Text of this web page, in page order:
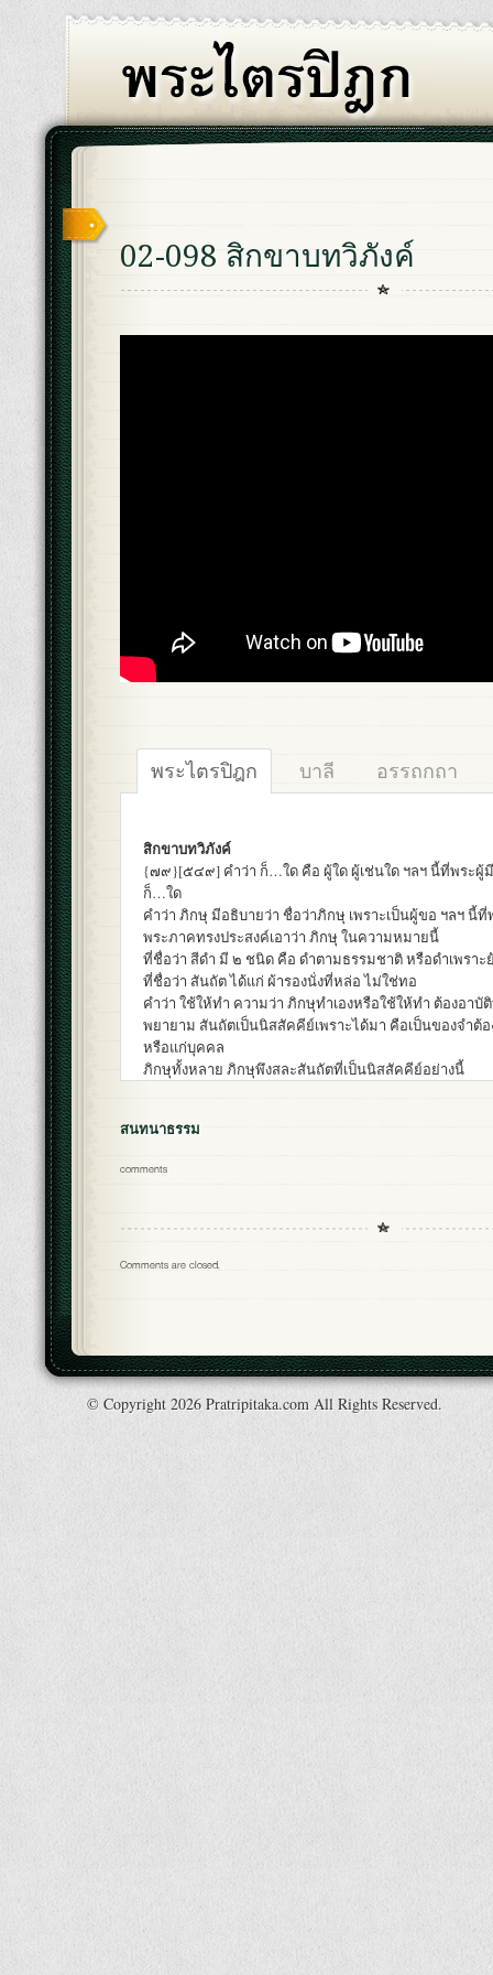
02-098 สิกขาบทวิภังค์
พระไตรปิฎก บาลี อรรถกถา
สิกขาบทวิภังค์
{๗๙}[๕๔๙] คำว่า ก็…ใด คือ ผู้ใด ผู้เช่นใด ฯลฯ นี้ที่พระผู้
ก็…ใด
คำว่า ภิกษุ มีอธิบายว่า ชื่อว่าภิกษุ เพราะเป็นผู้ขอ ฯลฯ นี้
พระภาคทรงประสงค์เอาว่า ภิกษุ ในความหมายนี้
ที่ชื่อว่า สีดำ มี ๒ ชนิด คือ ดำตามธรรมชาติ หรือดำเพราะ
ที่ชื่อว่า สันถัต ได้แก่ ผ้ารองนั่งที่หล่อ ไม่ใช่ทอ
คำว่า ใช้ให้ทำ ความว่า ภิกษุทำเองหรือใช้ให้ทำ ต้องอาบั
พยายาม สันถัตเป็นนิสสัคคีย์เพราะได้มา คือเป็นของจำต้
หรือแก่บุคคล
ภิกษุทั้งหลาย ภิกษุพึงสละสันถัตที่เป็นนิสสัคคีย์อย่างนี้
สนทนาธรรม
comments
Comments are closed.
© Copyright 2026 Pratripitaka.com All Rights Reserved.